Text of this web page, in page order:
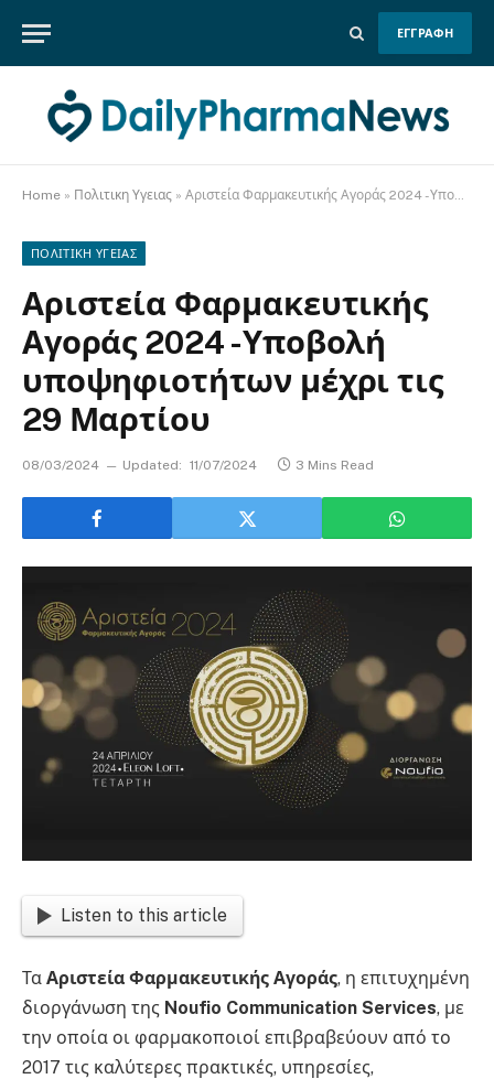
ΕΓΓΡΑΦΗ
Home » Πολιτικη Υγειας » Αριστεία Φαρμακευτικής Αγοράς 2024 -Υποβολή υποψηφιοτήτων μέχρι τις 29 Μαρτίου
ΠΟΛΙΤΙΚΗ ΥΓΕΙΑΣ
Αριστεία Φαρμακευτικής
Αγοράς 2024 -Υποβολή
υποψηφιοτήτων μέχρι τις
29 Μαρτίου
08/03/2024 Updated: 11/07/2024 3 Mins Read
Listen to this article
Τα Αριστεία Φαρμακευτικής Αγοράς, η επιτυχημένη
διοργάνωση της Noufio Communication Services, με
την οποία οι φαρμακοποιοί επιβραβεύουν από το
2017 τις καλύτερες πρακτικές, υπηρεσίες,